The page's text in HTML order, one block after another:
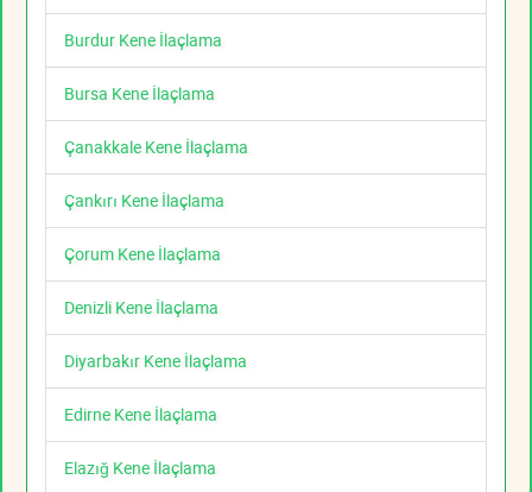
Burdur Kene İlaçlama
Bursa Kene İlaçlama
Çanakkale Kene İlaçlama
Çankırı Kene İlaçlama
Çorum Kene İlaçlama
Denizli Kene İlaçlama
Diyarbakır Kene İlaçlama
Edirne Kene İlaçlama
Elazığ Kene İlaçlama